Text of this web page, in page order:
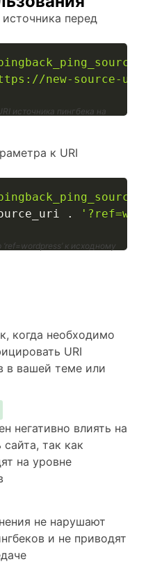
перед
new-source-
источника пингбека на
к URI
.
к исходному
когда необходимо
URI
в вашей теме или
негативно влиять на
так как
на уровне
не нарушают
и не приводят